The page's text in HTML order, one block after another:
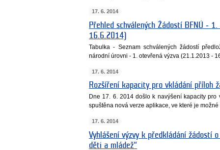
17. 6. 2014
Přehled schválených Žádostí BFNÚ ‐
16.6.2014)
Tabulka - Seznam schválených žádostí
národní úrovni - 1. otevřená výzva (21.1.2013 -
17. 6. 2014
Rozšíření kapacity pro vkládání příloh
Dne 17. 6. 2014 došlo k navýšení kapacity
spuštěna nová verze aplikace, ve které je
17. 6. 2014
Vyhlášení výzvy k předkládání žádostí
děti a mládež“